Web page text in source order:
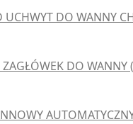
UCHWYT DO WANNY
DO WANNY